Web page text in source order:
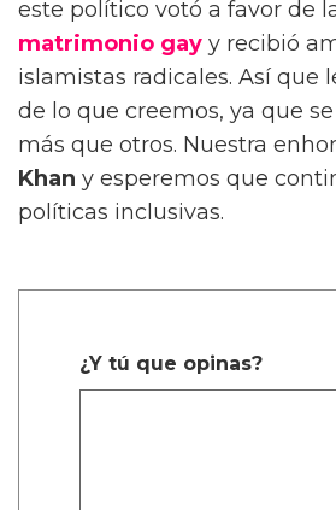
este político votó a favor de
matrimonio gay y recibió
islamistas radicales. Así que
de lo que creemos, ya que
más que otros. Nuestra
Khan y esperemos que
políticas inclusivas.
¿Y tú que opinas?